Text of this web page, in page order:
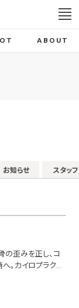
ABOUT
お知らせ スタッフ
の歪みを正し、コ
。カイロプラクテ